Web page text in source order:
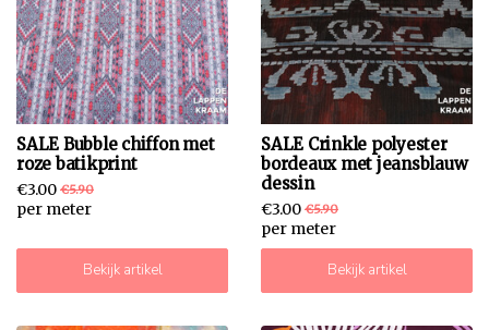
SALE Bubble chiffon met
roze batikprint
€3.00 €5.90
per meter
Bekijk artikel
SALE Crinkle polyester
bordeaux met jeansblauw
dessin
€3.00 €5.90
per meter
Bekijk artikel